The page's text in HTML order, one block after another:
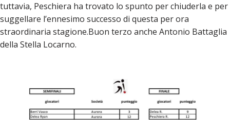
tuttavia, Peschiera ha trovato lo spunto per chiuderla e per
suggellare l’ennesimo successo di questa per ora
straordinaria stagione.Buon terzo anche Antonio Battaglia
della Stella Locarno.